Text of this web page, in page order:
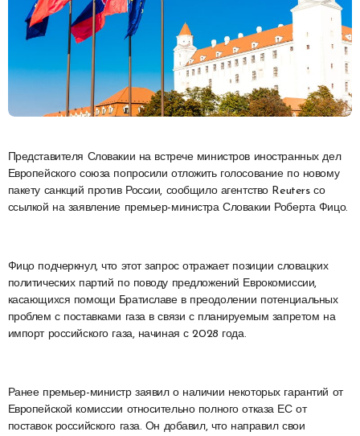
Европейского союза попросили отложить голосование по новому
пакету санкций против России, сообщило агентство Reuters со
ссылкой на заявление премьер-министра Словакии Роберта Фицо.
Фицо подчеркнул, что этот запрос отражает позиции словацких
политических партий по поводу предложений Еврокомиссии,
касающихся помощи Братиславе в преодолении потенциальных
проблем с поставками газа в связи с планируемым запретом на
импорт российского газа, начиная с 2028 года.
Ранее премьер-министр заявил о наличии некоторых гарантий от
Европейской комиссии относительно полного отказа ЕС от
поставок российского газа. Он добавил, что направил свои